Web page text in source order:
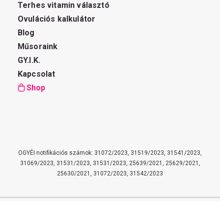
Terhes vitamin választó
Ovulációs kalkulátor
Blog
Műsoraink
GY.I.K.
Kapcsolat
Shop
OGYÉI notifikációs számok: 31072/2023, 31519/2023, 31541/2023,
31069/2023, 31531/2023, 31531/2023, 25639/2021, 25629/2021,
25630/2021, 31072/2023, 31542/2023